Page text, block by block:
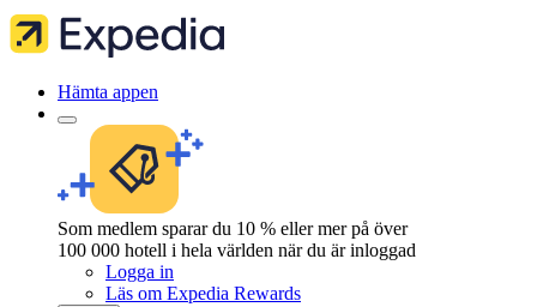
Hämta appen
Som medlem sparar du 10 % eller mer på över
100 000 hotell i hela världen när du är inloggad
Logga in
Läs om Expedia Rewards